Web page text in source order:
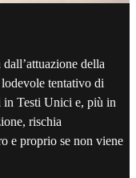
della
tentativo di
in Testi Unici e, più in
rischia
e proprio se non viene